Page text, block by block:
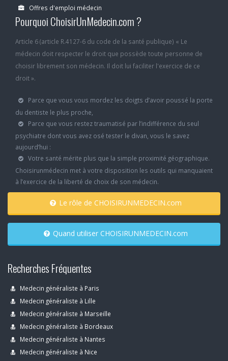
Offres d'emploi médecin
Pourquoi ChoisirUnMedecin.com ?
Article 6 (article R.4127-6 du code de la santé publique) « Le
médecin doit respecter le droit que possède toute personne de
choisir librement son médecin. Il doit lui faciliter l'exercice de ce
droit ».
Parce que vous vous mordez les doigts d’avoir poussé la porte
du dentiste le plus proche,
Parce que vous restez traumatisé par l’indifférence du seul
psychiatre dont vous avez osé tester le divan, vous le savez
aujourd’hui :
Votre santé mérite plus que la simple proximité géographique.
Choisirunmédecin met à votre disposition les outils qui manquaient
à l’exercice de la liberté de choix de son médecin.
Le rôle de CHOISIRUNMEDECIN.com
Quand utiliser CHOISIRUNMEDECIN.com
Recherches Fréquentes
Medecin généraliste à Paris
Medecin généraliste à Lille
Medecin généraliste à Marseille
Medecin généraliste à Bordeaux
Medecin généraliste à Nantes
Medecin généraliste à Nice